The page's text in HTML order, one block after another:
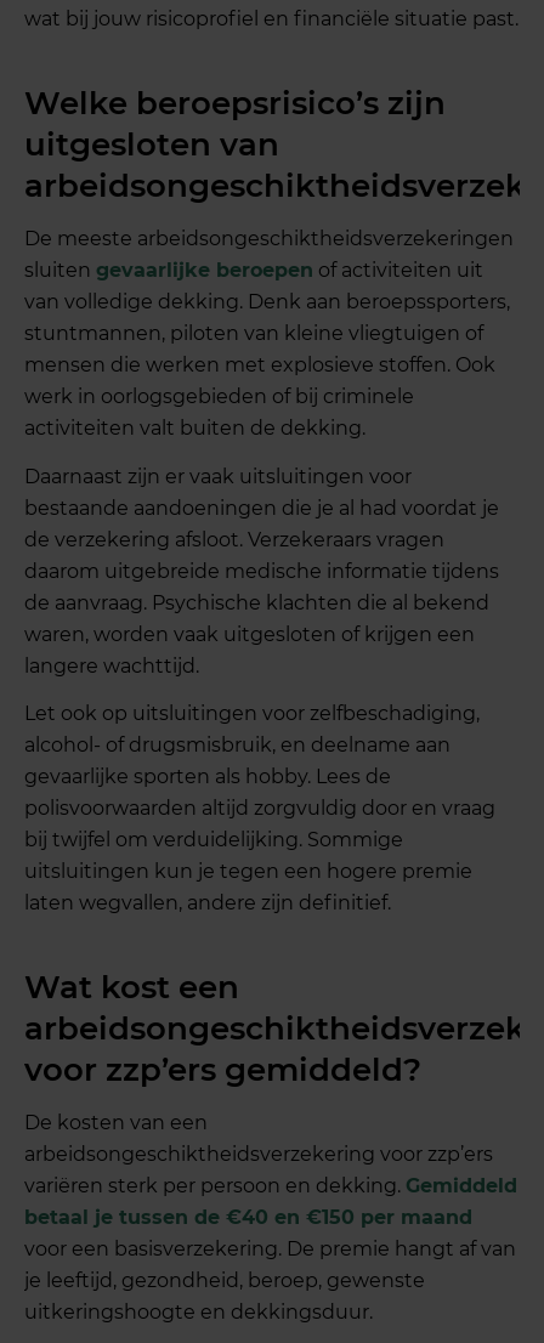
wat bij jouw risicoprofiel en financiële situatie past.
Welke beroepsrisico’s zijn
uitgesloten van
De meeste arbeidsongeschiktheidsverzekeringen
sluiten gevaarlijke beroepen of activiteiten uit
van volledige dekking. Denk aan beroepssporters,
stuntmannen, piloten van kleine vliegtuigen of
mensen die werken met explosieve stoffen. Ook
werk in oorlogsgebieden of bij criminele
activiteiten valt buiten de dekking.
Daarnaast zijn er vaak uitsluitingen voor
bestaande aandoeningen die je al had voordat je
de verzekering afsloot. Verzekeraars vragen
daarom uitgebreide medische informatie tijdens
de aanvraag. Psychische klachten die al bekend
waren, worden vaak uitgesloten of krijgen een
langere wachttijd.
Let ook op uitsluitingen voor zelfbeschadiging,
alcohol- of drugsmisbruik, en deelname aan
gevaarlijke sporten als hobby. Lees de
polisvoorwaarden altijd zorgvuldig door en vraag
bij twijfel om verduidelijking. Sommige
uitsluitingen kun je tegen een hogere premie
laten wegvallen, andere zijn definitief.
Wat kost een
voor zzp’ers gemiddeld?
De kosten van een
arbeidsongeschiktheidsverzekering voor zzp’ers
variëren sterk per persoon en dekking. Gemiddeld
betaal je tussen de €40 en €150 per maand
voor een basisverzekering. De premie hangt af van
je leeftijd, gezondheid, beroep, gewenste
uitkeringshoogte en dekkingsduur.